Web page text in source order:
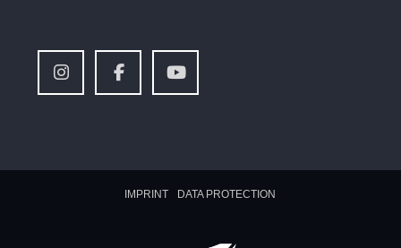
IMPRINT DATA PROTECTION